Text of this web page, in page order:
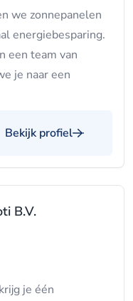
we zonnepanelen
energiebesparing.
een team van
je naar een
Bekijk profiel
B.V.
je één